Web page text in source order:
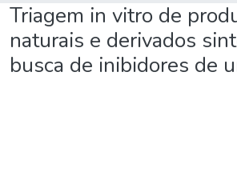
Triagem in vitro de
naturais e derivados
busca de inibidores de